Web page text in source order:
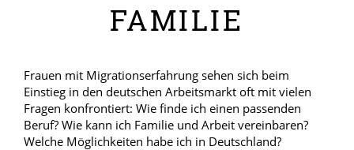
FAMILIE
Frauen mit Migrationserfahrung sehen sich beim
Einstieg in den deutschen Arbeitsmarkt oft mit vielen
Fragen konfrontiert: Wie finde ich einen passenden
Beruf? Wie kann ich Familie und Arbeit vereinbaren?
Welche Möglichkeiten habe ich in Deutschland?